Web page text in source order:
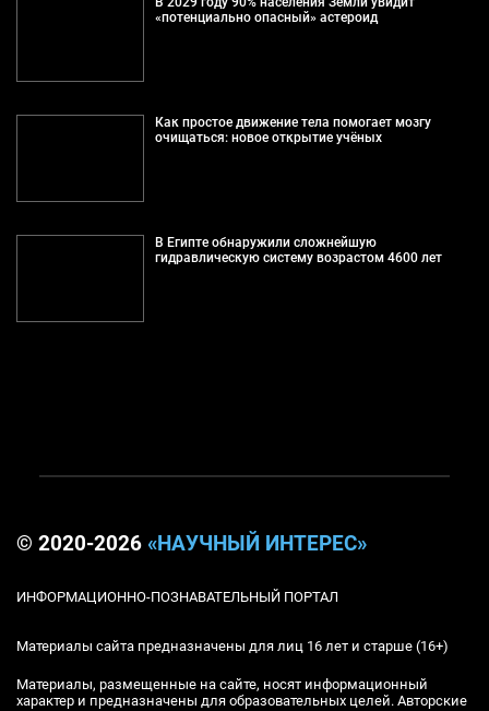
«потенциально опасный» астероид
Как простое движение тела помогает мозгу
очищаться: новое открытие учёных
В Египте обнаружили сложнейшую
гидравлическую систему возрастом 4600 лет
© 2020-2026 «НАУЧНЫЙ ИНТЕРЕС»
ИНФОРМАЦИОННО-ПОЗНАВАТЕЛЬНЫЙ ПОРТАЛ
Материалы сайта предназначены для лиц 16 лет и старше (16+)
Материалы, размещенные на сайте, носят информационный
характер и предназначены для образовательных целей. Авторские